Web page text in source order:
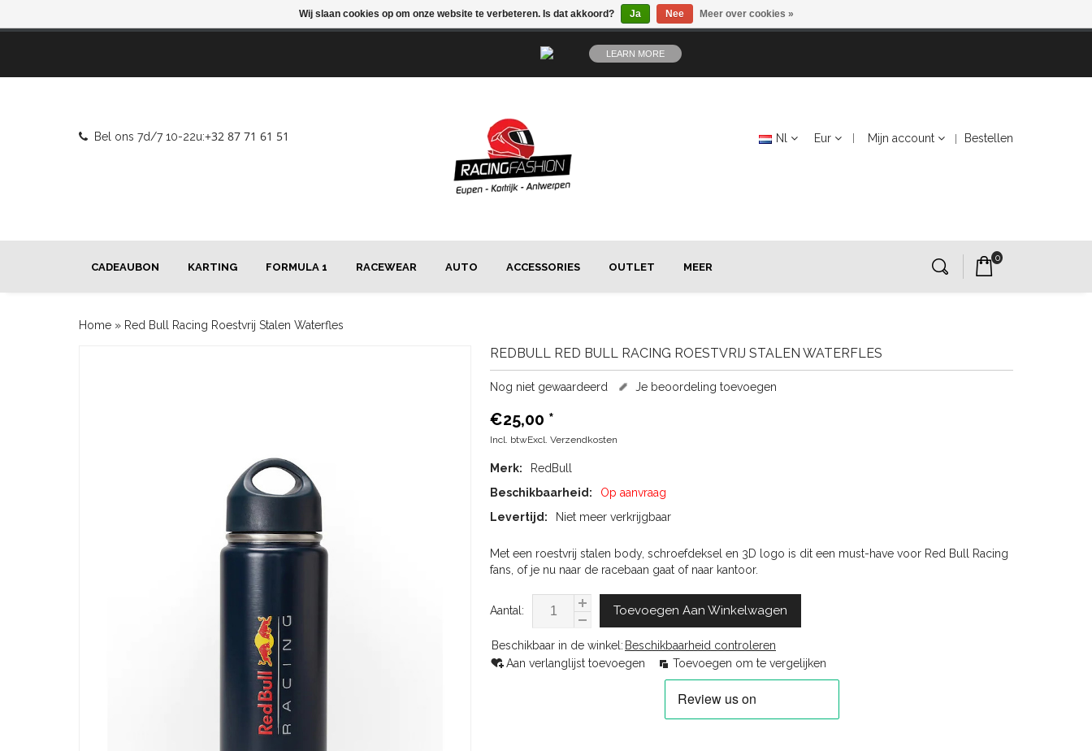
LEARN MORE
Bel ons 7d/7 10-22u:+32 87 71 61 51 Nl Eur Mijn account Bestellen
CADEAUBON KARTING FORMULA 1 RACEWEAR AUTO ACCESSORIES OUTLET MEER
0
Home » Red Bull Racing Roestvrij Stalen Waterfles
REDBULL RED BULL RACING ROESTVRIJ STALEN WATERFLES
Nog niet gewaardeerd Je beoordeling toevoegen
€25,00 *
Incl. btwExcl. Verzendkosten
Merk:
RedBull
Beschikbaarheid:
Op aanvraag
Levertijd:
Niet meer verkrijgbaar
Met een roestvrij stalen body, schroefdeksel en 3D logo is dit een must-have voor Red Bull Racing
fans, of je nu naar de racebaan gaat of naar kantoor.
Aantal: Toevoegen Aan Winkelwagen
Beschikbaar in de winkel: Beschikbaarheid controleren
Aan verlanglijst toevoegen
Toevoegen om te vergelijken
Wij slaan cookies op om onze website te verbeteren. Is dat akkoord? Ja Nee Meer over cookies »